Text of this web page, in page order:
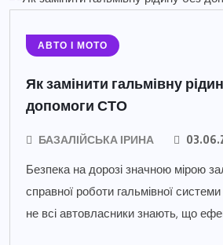
АВТО І МОТО
Як замінити гальмівну
допомоги СТО
БАЗАЛІЙСЬКА ІРИНА
Безпека на дорозі значною мірою
справної роботи гальмівної
не всі автовласники знають, що